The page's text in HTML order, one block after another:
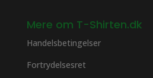
Mere om T-Shirten.dk
Handelsbetingelser
Fortrydelsesret